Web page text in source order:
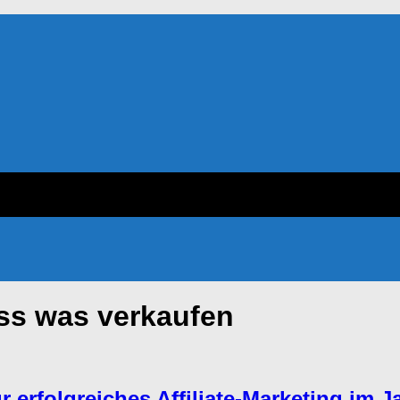
was verkaufen